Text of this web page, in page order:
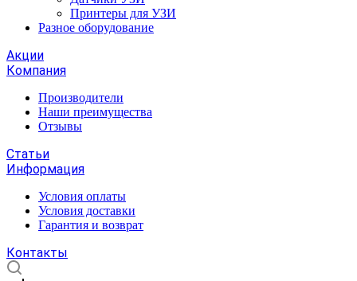
Принтеры для УЗИ
Разное оборудование
Акции
Компания
Производители
Наши преимущества
Отзывы
Статьи
Информация
Условия оплаты
Условия доставки
Гарантия и возврат
Контакты